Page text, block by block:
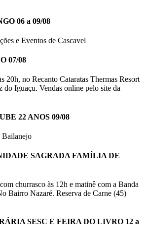
06 a 09/08
e Eventos de Cascavel
07/08
20h, no Recanto Cataratas Thermas Resort
Iguaçu. Vendas online pelo site da
22 ANOS 09/08
Bailanejo
SAGRADA FAMÍLIA DE
churrasco às 12h e matinê com a Banda
Bairro Nazaré. Reserva de Carne (45)
SESC E FEIRA DO LIVRO 12 a